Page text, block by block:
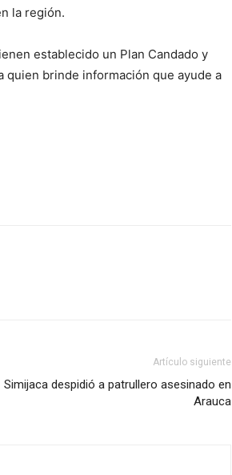
la región.
establecido un Plan Candado y
quien brinde información que ayude a
Artículo siguiente
Simijaca despidió a patrullero asesinado en
Arauca